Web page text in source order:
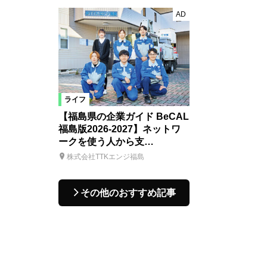
ライフ
AD
【福島県の企業ガイド BeCAL
福島版2026-2027】ネットワ
ークを使う人から支…
株式会社TTKエンジ福島
その他のおすすめ記事